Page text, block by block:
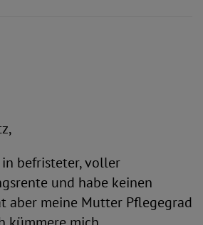
befristeter, voller
und habe keinen
aber meine Mutter Pflegegrad